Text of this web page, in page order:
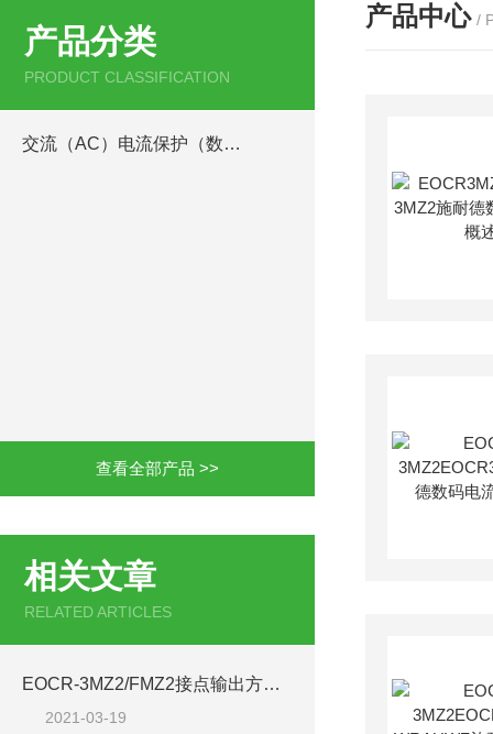
产品分类
PRODUCT CLASSIFICATION
交流（AC）电流保护（数码型）
查看全部产品 >>
相关文章
RELATED ARTICLES
EOCR-3MZ2/FMZ2接点输出方式如何选择
2021-03-19
产品中心 /